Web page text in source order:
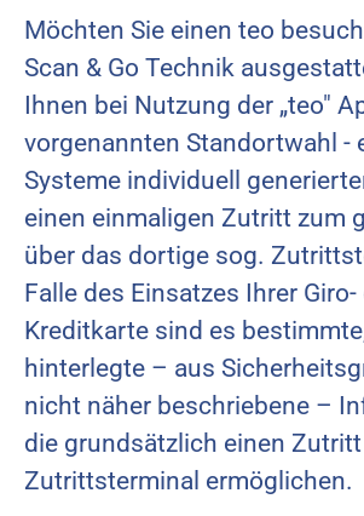
Möchten Sie einen teo
Scan & Go Technik
Ihnen bei Nutzung der „teo"
vorgenannten Standortwahl -
Systeme individuell
einen einmaligen Zutritt zum
über das dortige sog.
Falle des Einsatzes Ihrer Giro-
Kreditkarte sind es
hinterlegte – aus
nicht näher beschriebene –
die grundsätzlich einen
Zutrittsterminal ermöglichen.